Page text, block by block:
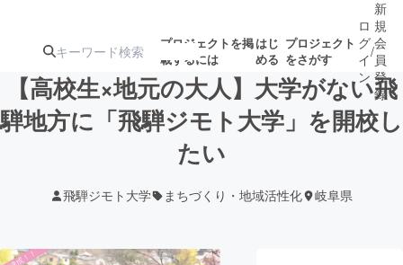
プロジェクトを掲
載するには
はじ
める
プロジェクト
をさがす
注目の新着プロ募集終了が近いプ
ロ
グ
イ
ン
/
新
規
会
員
登
録
【高校生×地元の大人】大学がない飛
騨地方に「飛騨ジモト大学」を開校し
たい
飛騨ジモト大学 まちづくり・地域活性化 岐阜県